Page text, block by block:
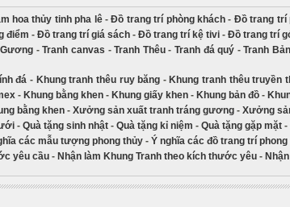
hoa thủy tinh pha lê-Đồ trang trí phòng khách- Đồ trang trí
điểm - Đồ trang trí giá sách - Đồ trang trí kệ tivi - Đồ trang trí
-Tranh canvas -Tranh Thêu- Tranh đá quý -Tranh
đá - Khung tranh thêu ruy băng - Khung tranh thêu truyền
- Khung bằng khen - Khung giấy khen - Khung bản đồ -
bằng khen - Xưởng sản xuất tranh tráng gương - Xưởng
- Quà tặng sinh nhật - Quà tặng kỉ niệm - Quà tặng gặp mặt -
các mẫu tượng phong thủy - Ý nghĩa các đồ trang trí phong
yêu cầu - Nhận làm Khung Tranh theo kích thước yêu -